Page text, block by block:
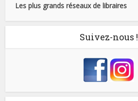
Les plus grands réseaux de libraires
Suivez-nous !